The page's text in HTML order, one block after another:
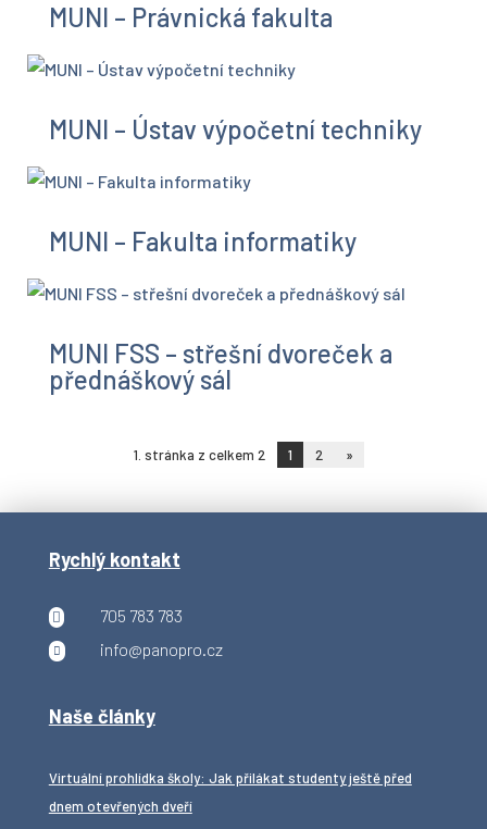
MUNI – Právnická fakulta
MUNI – Ústav výpočetní techniky
MUNI – Fakulta informatiky
MUNI FSS – střešní dvoreček a
přednáškový sál
1. stránka z celkem 2 1 2 »
Rychlý kontakt
 705 783 783
 info@panopro.cz
Naše články
Virtuální prohlídka školy: Jak přilákat studenty ještě před
dnem otevřených dveří